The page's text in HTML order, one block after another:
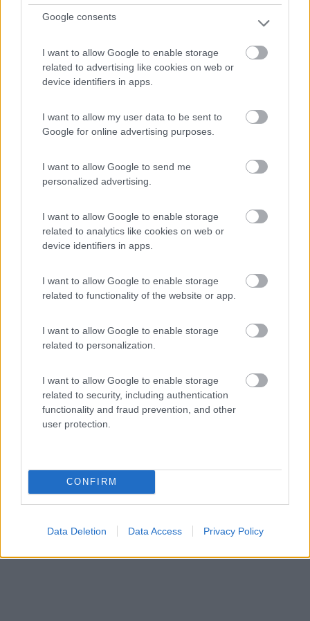
Google consents
I want to allow Google to enable storage
related to advertising like cookies on web or
device identifiers in apps.
I want to allow my user data to be sent to
Google for online advertising purposes.
I want to allow Google to send me
personalized advertising.
I want to allow Google to enable storage
related to analytics like cookies on web or
device identifiers in apps.
I want to allow Google to enable storage
related to functionality of the website or app.
I want to allow Google to enable storage
related to personalization.
I want to allow Google to enable storage
related to security, including authentication
functionality and fraud prevention, and other
user protection.
CONFIRM
Data Deletion Data Access Privacy Policy
All'interno del villaggio, area camper alberata, su sterr...
Rue du Martinet
Parking
Servizi / Posizione
A 5 minuti a piedi dal paese e dai commerci, punto sosta
Saint-Michel-l'Observatoire - 32.7km